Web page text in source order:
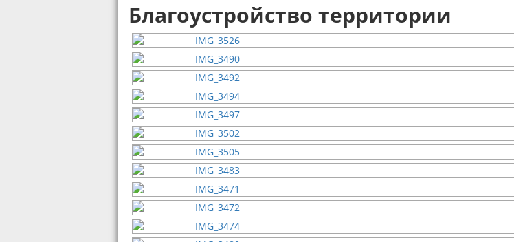
Благоустройство территории